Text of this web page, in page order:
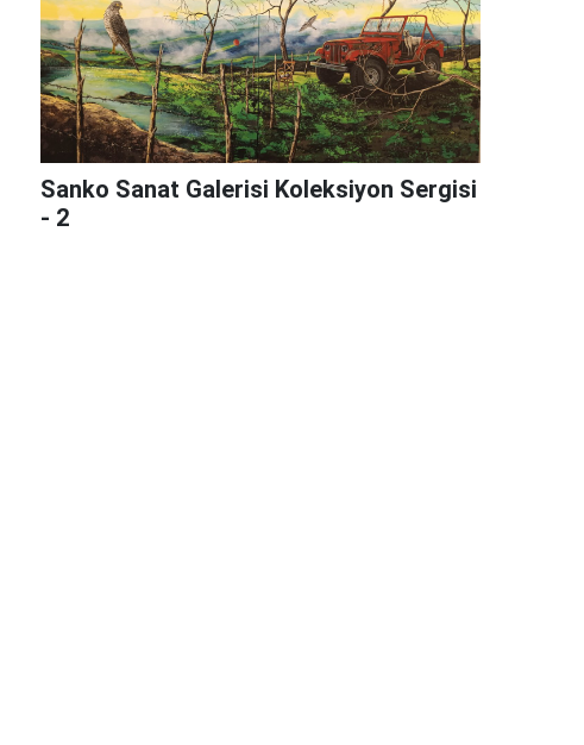
Sanko Sanat Galerisi Koleksiyon Sergisi
- 2